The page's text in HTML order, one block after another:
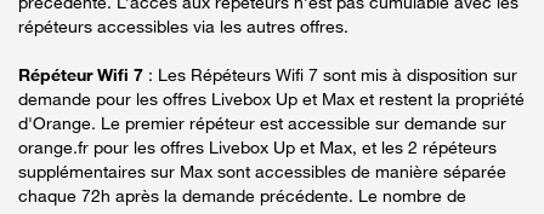
répéteurs accessibles via les autres offres.
Répéteur Wifi 7 : Les Répéteurs Wifi 7 sont mis à disposition sur
demande pour les offres Livebox Up et Max et restent la propriété
d'Orange. Le premier répéteur est accessible sur demande sur
orange.fr pour les offres Livebox Up et Max, et les 2 répéteurs
supplémentaires sur Max sont accessibles de manière séparée
chaque 72h après la demande précédente. Le nombre de